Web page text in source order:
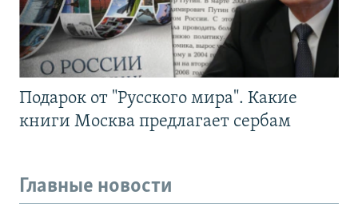
Подарок от "Русского мира". Какие
книги Москва предлагает сербам
Главные новости